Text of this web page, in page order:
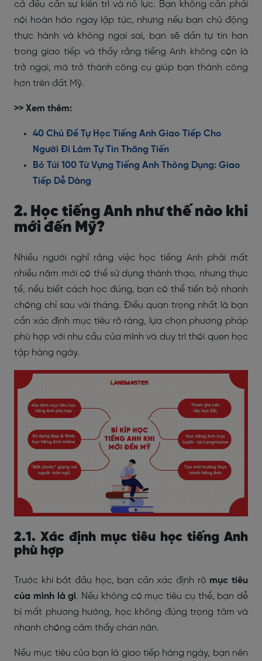
cả đều cần sự kiên trì và nỗ lực. Bạn không cần phải
nói hoàn hảo ngay lập tức, nhưng nếu bạn chủ động
thực hành và không ngại sai, bạn sẽ dần tự tin hơn
trong giao tiếp và thấy rằng tiếng Anh không còn là
trở ngại, mà trở thành công cụ giúp bạn thành công
hơn trên đất Mỹ.
>> Xem thêm:
40 Chủ Đề Tự Học Tiếng Anh Giao Tiếp Cho
Người Đi Làm Tự Tin Thăng Tiến
Bỏ Túi 100 Từ Vựng Tiếng Anh Thông Dụng: Giao
Tiếp Dễ Dàng
2. Học tiếng Anh như thế nào khi
mới đến Mỹ?
Nhiều người nghĩ rằng việc học tiếng Anh phải mất
nhiều năm mới có thể sử dụng thành thạo, nhưng thực
tế, nếu biết cách học đúng, bạn có thể tiến bộ nhanh
chóng chỉ sau vài tháng. Điều quan trọng nhất là bạn
cần xác định mục tiêu rõ ràng, lựa chọn phương pháp
phù hợp với nhu cầu của mình và duy trì thói quen học
tập hàng ngày.
2.1. Xác định mục tiêu học tiếng Anh
phù hợp
Trước khi bắt đầu học, bạn cần xác định rõ mục tiêu
của mình là gì. Nếu không có mục tiêu cụ thể, bạn dễ
bị mất phương hướng, học không đúng trọng tâm và
nhanh chóng cảm thấy chán nản.
Nếu mục tiêu của bạn là giao tiếp hàng ngày, bạn nên